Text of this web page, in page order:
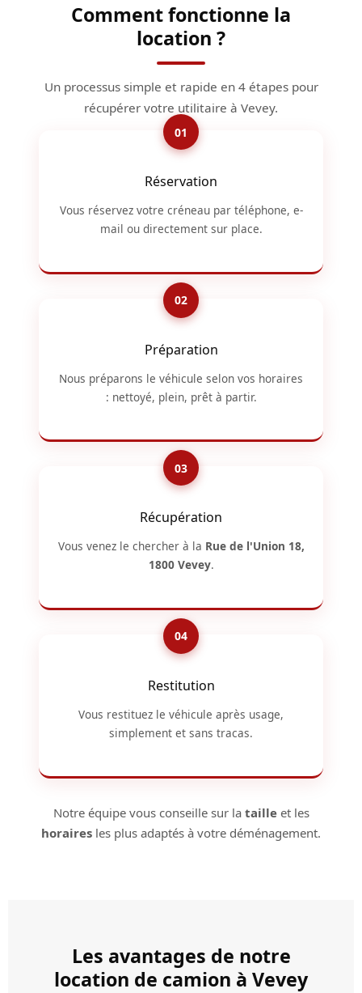
Comment fonctionne la
location ?
Un processus simple et rapide en 4 étapes pour
récupérer votre utilitaire à Vevey.
Réservation
Vous réservez votre créneau par téléphone, e-
mail ou directement sur place.
Préparation
Nous préparons le véhicule selon vos horaires
: nettoyé, plein, prêt à partir.
Récupération
Vous venez le chercher à la Rue de l'Union 18,
1800 Vevey.
Restitution
Vous restituez le véhicule après usage,
simplement et sans tracas.
Notre équipe vous conseille sur la tailleet les
horaires les plus adaptés à votre déménagement.
Les avantages de notre
location de camion à Vevey